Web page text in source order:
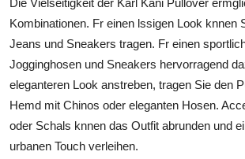
Die Vielseitigkeit der Karl Kani Pullover
Kombinationen. Fr einen lssigen Look knnen
Jeans und Sneakers tragen. Fr einen
Jogginghosen und Sneakers hervorragend
eleganteren Look anstreben, tragen Sie den
Hemd mit Chinos oder eleganten Hosen.
oder Schals knnen das Outfit abrunden und
urbanen Touch verleihen.